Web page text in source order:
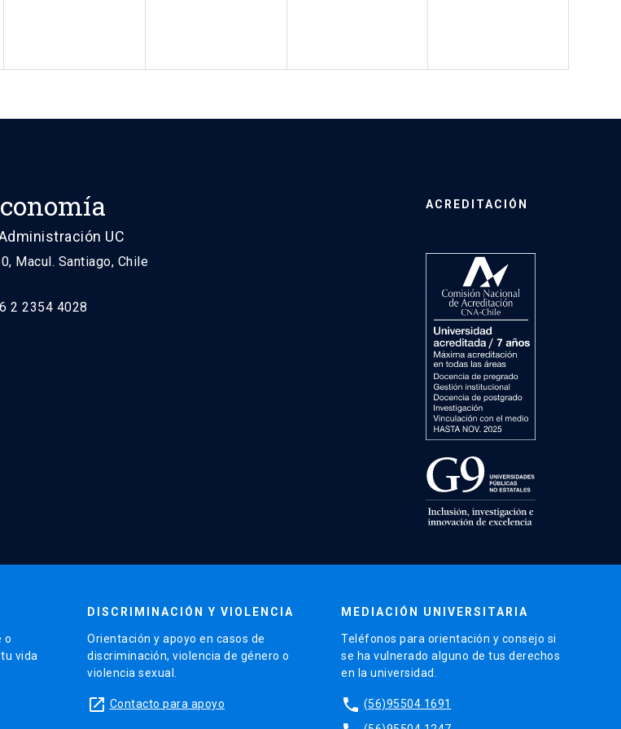
UC
Macul. Santiago, Chile
2 2354 4028
ACREDITACIÓN
o
vida
DISCRIMINACIÓN Y VIOLENCIA
Orientación y apoyo en casos de
discriminación, violencia de género o
violencia sexual.
launch Contacto para apoyo
MEDIACIÓN UNIVERSITARIA
Teléfonos para orientación y consejo si
se ha vulnerado alguno de tus derechos
en la universidad.
phone (56)95504 1691